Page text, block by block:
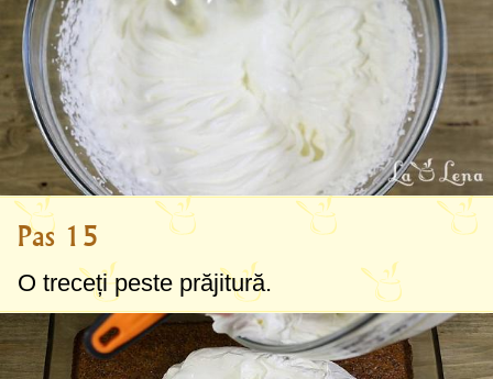
Pas 15
O treceți peste prăjitură.